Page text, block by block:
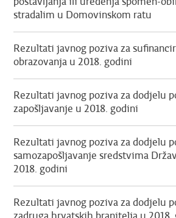
stradalim u Domovinskom ratu
Rezultati javnog poziva za
obrazovanja u 2018. godini
Rezultati javnog poziva za dodjelu
zapošljavanje u 2018. godini
Rezultati javnog poziva za dodjelu
samozapošljavanje sredstvima
2018. godini
Rezultati javnog poziva za dodjelu